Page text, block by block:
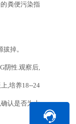
粪便污染指
掉。
阴性.观察后,
,培养18--24
认是否为大